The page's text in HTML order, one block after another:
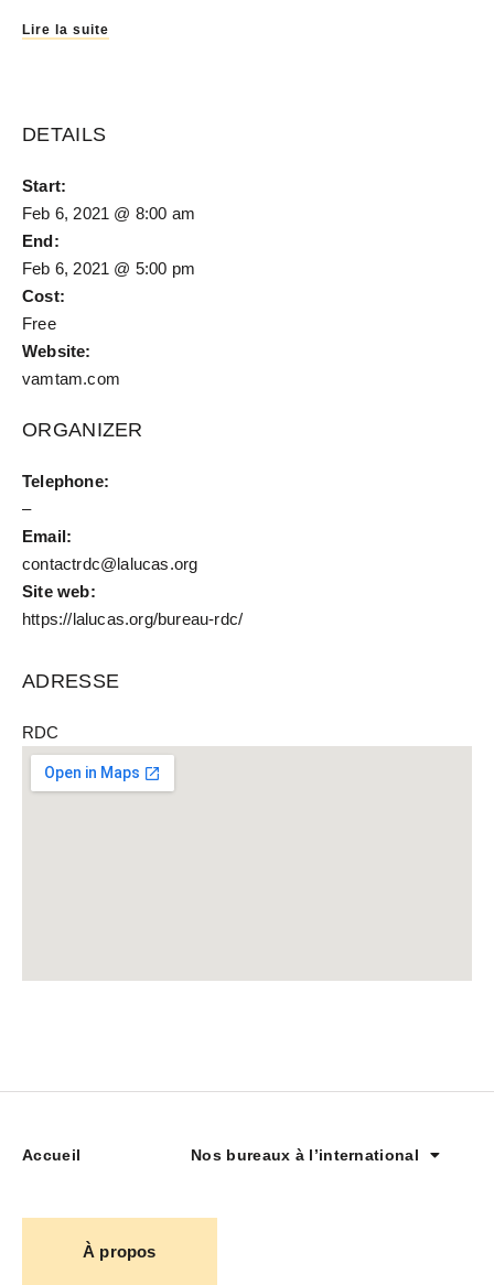
Lire la suite
DETAILS
Start:
Feb 6, 2021 @ 8:00 am
End:
Feb 6, 2021 @ 5:00 pm
Cost:
Free
Website:
vamtam.com
ORGANIZER
Telephone:
–
Email:
contactrdc@lalucas.org
Site web:
https://lalucas.org/bureau-rdc/
ADRESSE
RDC
Accueil Nos bureaux à l’international
À propos